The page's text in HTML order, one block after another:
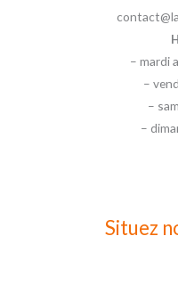
– mardi
–
–
–
Situez